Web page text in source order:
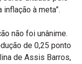
à meta”.
não foi unânime.
de 0,25 ponto
de Assis Barros,